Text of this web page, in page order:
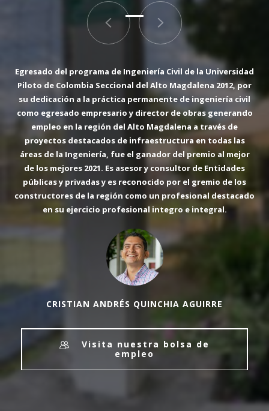
Carlos Jairo Sánchez Aldana, Egresado del programa de
Ingeniería de Sistema de la Universidad Piloto de Colombia
Seccional del Alto Magdalena 1993, con más de 20 años de
experiencia en la industria de TI, fue el ganador del premio
al mejor de los mejores 2019, fundador y representante
legal de Sistemas y Soluciones Integradas S.A.S. en la
ciudad de Girardot.
CARLOS JAIRO SÁNCHEZ ALDANA
Egresado: 1993
Egresado del programa de Ingeniería Civil de la Universidad
Piloto de Colombia Seccional del Alto Magdalena 2012, por
su dedicación a la práctica permanente de ingeniería civil
como egresado empresario y director de obras generando
empleo en la región del Alto Magdalena a través de
proyectos destacados de infraestructura en todas las
áreas de la Ingeniería, fue el ganador delpremio al mejor
de los mejores 2021. Es asesor y consultor de Entidades
públicas y privadas y es reconocido por el gremio de los
constructores de la región como un profesional destacado
en su ejercicio profesional integro e integral.
CRISTIAN ANDRÉS QUINCHIA AGUIRRE
Visita nuestra bolsa de
empleo